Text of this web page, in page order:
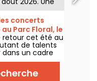
qui célèbre
à travers les
Afro-
concerts
Parc Floral, le
retour cet été au
de talents
un cadre
des concerts
au 6